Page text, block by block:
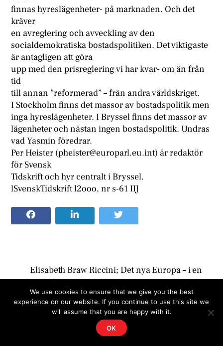
finnas hyreslägenheter- på marknaden. Och det
kräver
en avreglering och avveckling av den
socialdemokratiska bostadspolitiken. Det viktigaste
är antagligen att göra
upp med den prisreglering vi har kvar- om än från
tid
till annan ”reformerad” – frän andra världskriget.
I Stockholm finns det massor av bostadspolitik men
inga hyreslägenheter. I Bryssel finns det massor av
lägenheter och nästan ingen bostadspolitik. Undras
vad Yasmin föredrar.
Per Heister (pheister@europarl.eu.int) är redaktör
för Svensk
Tidskrift och hyr centralt i Bryssel.
lSvenskTidskrift l2ooo, nr s-61 IIJ
Elisabeth Braw Riccini; Det nya Europa – i en
amerikans ögon
Innehållsförteckning
We use cookies to ensure that we give you the best
experience on our website. If you continue to use this site we
will assume that you are happy with it.
OK